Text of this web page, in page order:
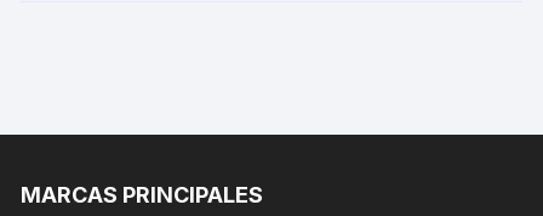
MARCAS PRINCIPALES